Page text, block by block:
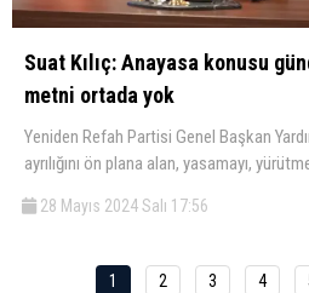
Suat Kılıç: Anayasa konusu
metni ortada yok
Yeniden Refah Partisi Genel Başkan
ayrılığını ön plana alan, yasamayı,
28 Mayıs 2024 Salı 17:56
1 2 3 4